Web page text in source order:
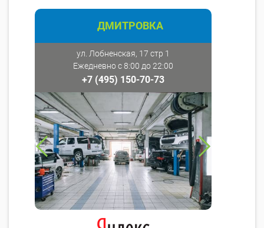
ДМИТРОВКА
ул. Лобненская, 17 стр 1
Ежедневно с 8:00 до 22:00
+7 (495) 150-70-73